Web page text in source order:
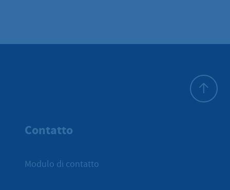
Contatto
Modulo di contatto